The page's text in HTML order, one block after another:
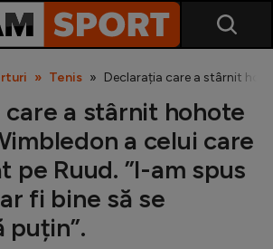
Tenis Declarația care a stârnit
care a stârnit hohote
a celui care
pe Ruud. ”I-am spus
fi bine să se
puțin”.